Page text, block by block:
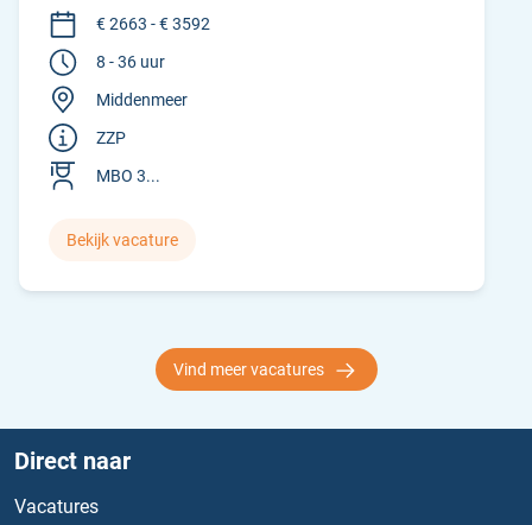
€ 2663 - € 3592
8 - 36 uur
Middenmeer
ZZP
MBO 3...
Bekijk vacature
Vind meer vacatures
Direct naar
Vacatures